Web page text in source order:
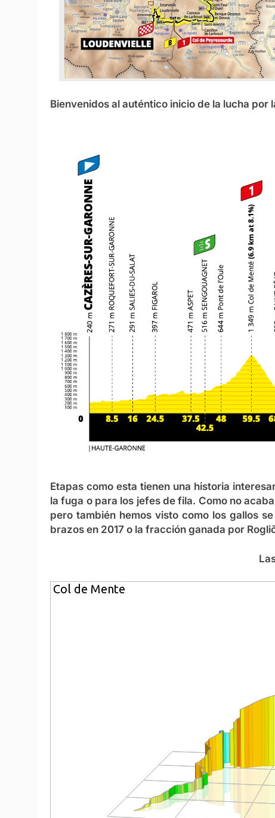
Bienvenidos al auténtico inicio de la lucha por
Etapas como esta tienen una historia
la fuga o para los jefes de fila. Como no
pero también hemos visto como los gallos
brazos en 2017 o la fracción ganada por